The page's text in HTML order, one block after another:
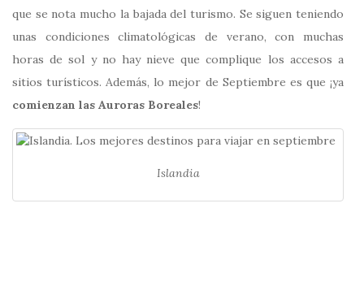
que se nota mucho la bajada del turismo. Se siguen teniendo
unas condiciones climatológicas de verano, con muchas
horas de sol y no hay nieve que complique los accesos a
sitios turísticos. Además, lo mejor de Septiembre es que ¡ya
comienzan las Auroras Boreales!
Islandia